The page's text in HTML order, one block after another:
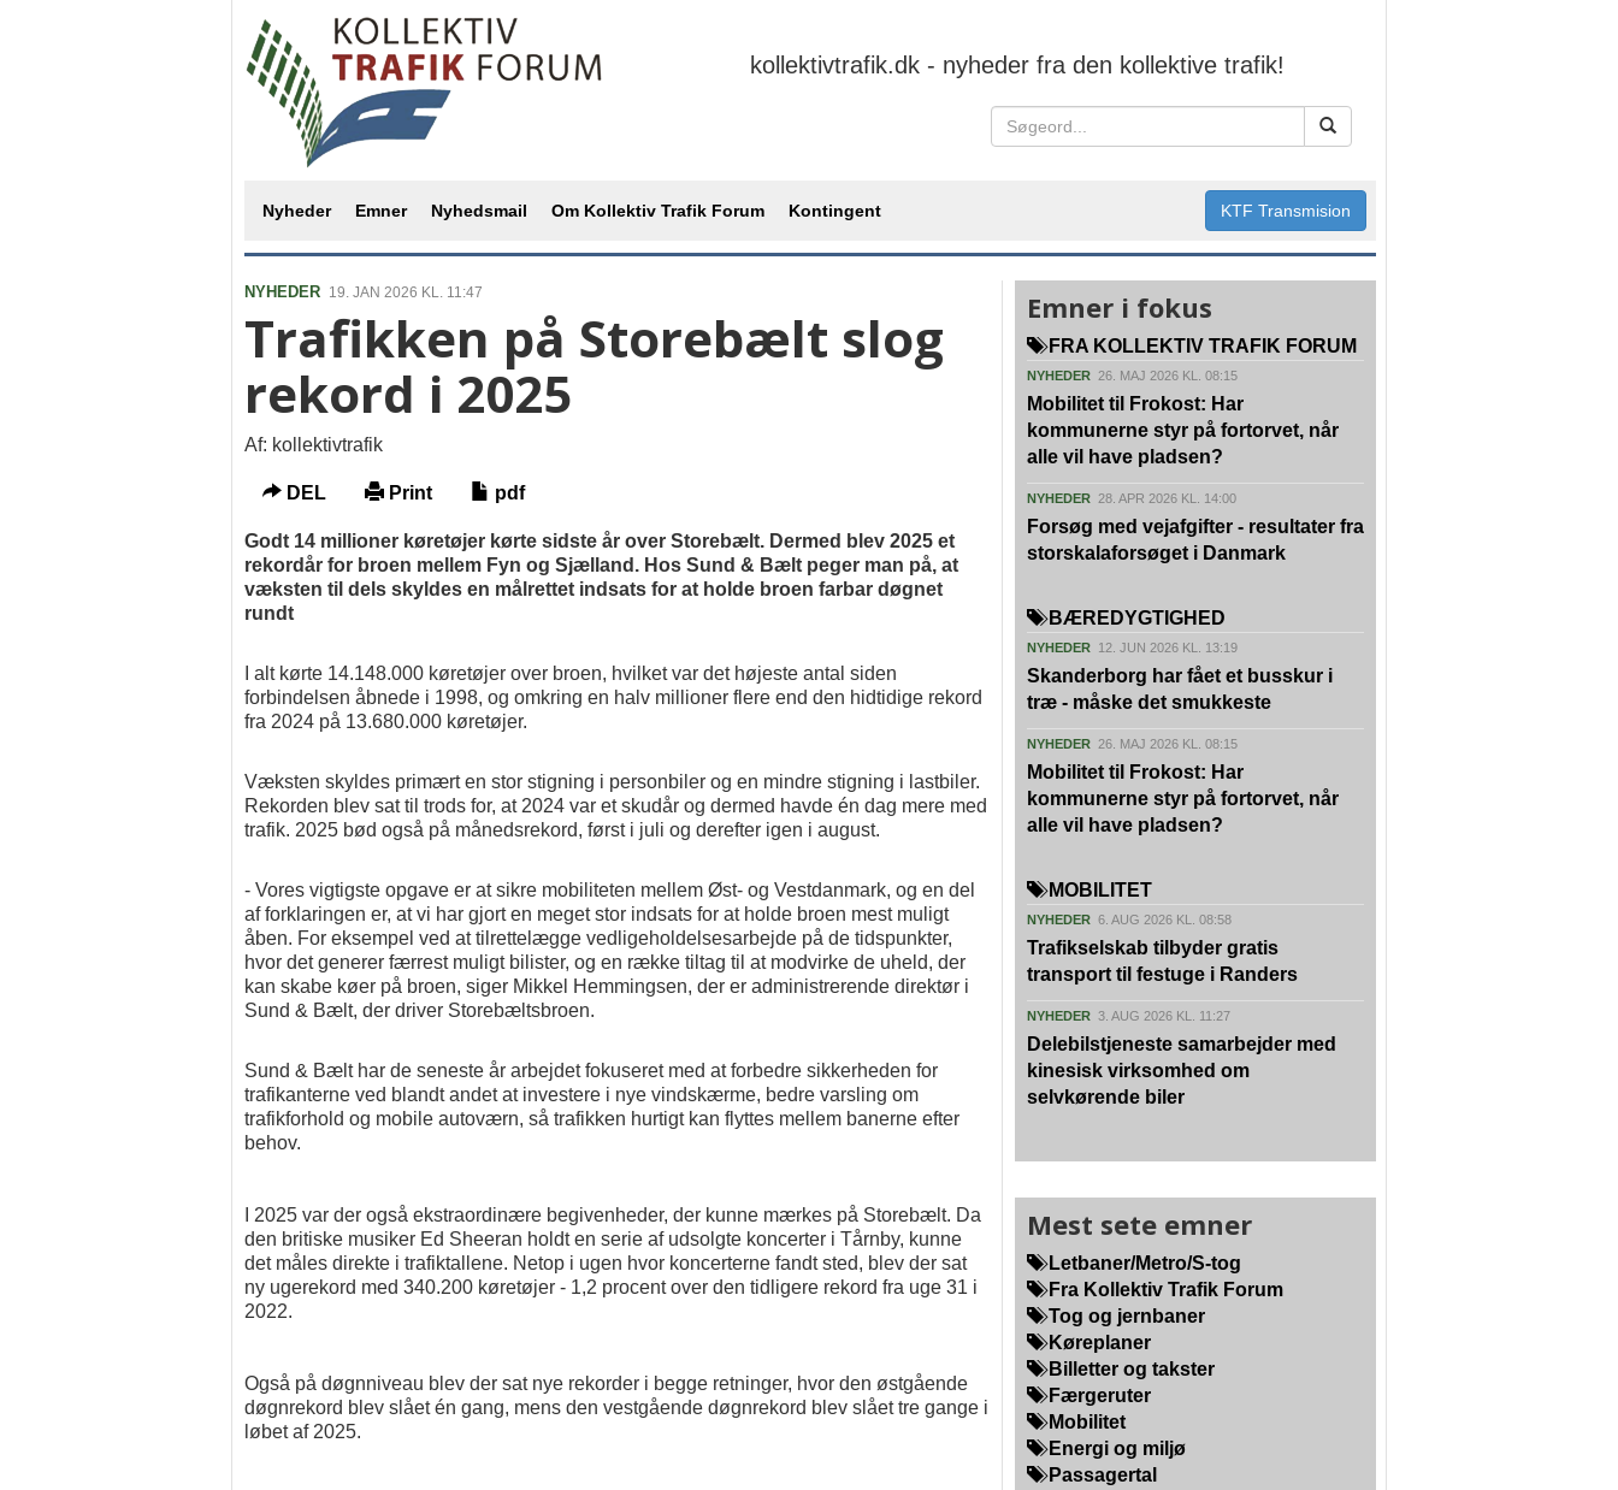
kollektivtrafik.dk - nyheder fra den kollektive trafik!
Nyheder Emner Nyhedsmail Om Kollektiv Trafik Forum Kontingent KTF Transmision
NYHEDER 19. JAN 2026 KL. 11:47
Trafikken på Storebælt slog
rekord i 2025
Af: kollektivtrafik
DEL Print pdf
Godt 14 millioner køretøjer kørte sidste år over Storebælt. Dermed blev 2025 et
rekordår for broen mellem Fyn og Sjælland. Hos Sund & Bælt peger man på, at
væksten til dels skyldes en målrettet indsats for at holde broen farbar døgnet
rundt
I alt kørte 14.148.000 køretøjer over broen, hvilket var det højeste antal siden
forbindelsen åbnede i 1998, og omkring en halv millioner flere end den hidtidige rekord
fra 2024 på 13.680.000 køretøjer.
Væksten skyldes primært en stor stigning i personbiler og en mindre stigning i lastbiler.
Rekorden blev sat til trods for, at 2024 var et skudår og dermed havde én dag mere med
trafik. 2025 bød også på månedsrekord, først i juli og derefter igen i august.
- Vores vigtigste opgave er at sikre mobiliteten mellem Øst- og Vestdanmark, og en del
af forklaringen er, at vi har gjort en meget stor indsats for at holde broen mest muligt
åben. For eksempel ved at tilrettelægge vedligeholdelsesarbejde på de tidspunkter,
hvor det generer færrest muligt bilister, og en række tiltag til at modvirke de uheld, der
kan skabe køer på broen, siger Mikkel Hemmingsen, der er administrerende direktør i
Sund & Bælt, der driver Storebæltsbroen.
Sund & Bælt har de seneste år arbejdet fokuseret med at forbedre sikkerheden for
trafikanterne ved blandt andet at investere i nye vindskærme, bedre varsling om
trafikforhold og mobile autoværn, så trafikken hurtigt kan flyttes mellem banerne efter
behov.
I 2025 var der også ekstraordinære begivenheder, der kunne mærkes på Storebælt. Da
den britiske musiker Ed Sheeran holdt en serie af udsolgte koncerter i Tårnby, kunne
det måles direkte i trafiktallene. Netop i ugen hvor koncerterne fandt sted, blev der sat
ny ugerekord med 340.200 køretøjer - 1,2 procent over den tidligere rekord fra uge 31 i
2022.
Også på døgnniveau blev der sat nye rekorder i begge retninger, hvor den østgående
døgnrekord blev slået én gang, mens den vestgående døgnrekord blev slået tre gange i
løbet af 2025.
Emner i fokus
FRA KOLLEKTIV TRAFIK FORUM
NYHEDER 26. MAJ 2026 KL. 08:15
Mobilitet til Frokost: Har
kommunerne styr på fortorvet, når
alle vil have pladsen?
NYHEDER 28. APR 2026 KL. 14:00
Forsøg med vejafgifter - resultater fra
storskalaforsøget i Danmark
BÆREDYGTIGHED
NYHEDER 12. JUN 2026 KL. 13:19
Skanderborg har fået et busskur i
træ - måske det smukkeste
NYHEDER 26. MAJ 2026 KL. 08:15
Mobilitet til Frokost: Har
kommunerne styr på fortorvet, når
alle vil have pladsen?
MOBILITET
NYHEDER 6. AUG 2026 KL. 08:58
Trafikselskab tilbyder gratis
transport til festuge i Randers
NYHEDER 3. AUG 2026 KL. 11:27
Delebilstjeneste samarbejder med
kinesisk virksomhed om
selvkørende biler
Mest sete emner
Letbaner/Metro/S-tog
Fra Kollektiv Trafik Forum
Tog og jernbaner
Køreplaner
Billetter og takster
Færgeruter
Mobilitet
Energi og miljø
Passagertal